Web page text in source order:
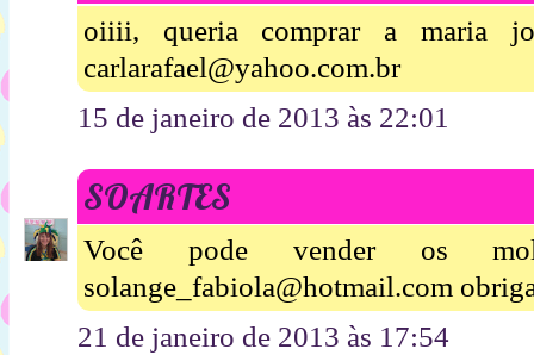
oiiii, queria comprar a maria
carlarafael@yahoo.com.br
15 de janeiro de 2013 às 22:01
SOARTES
Você pode vender os
solange_fabiola@hotmail.com
21 de janeiro de 2013 às 17:54